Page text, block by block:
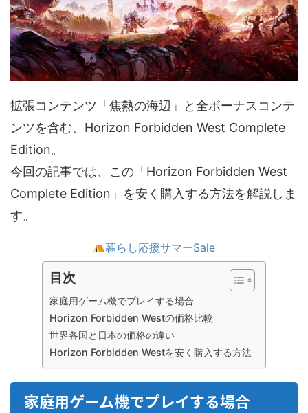
拡張コンテンツ「焦熱の海辺」と全ボーナスコンテ
ンツを含む、Horizon Forbidden West Complete
Edition。
今回の記事では、この「Horizon Forbidden West
Complete Edition」を安く購入する方法を解説しま
す。
暮らし応援サマーSale
目次
家庭用ゲーム機でプレイする場合
Horizon Forbidden Westの価格比較
世界各国と日本の価格の違い
Horizon Forbidden Westを安く購入する方法
家庭用ゲーム機でプレイする場合